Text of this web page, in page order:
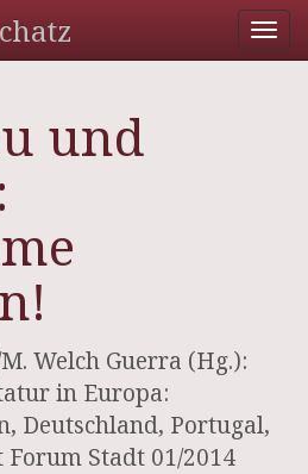
und
Welch Guerra (Hg.):
in Europa:
Deutschland, Portugal,
Stadt 01/2014